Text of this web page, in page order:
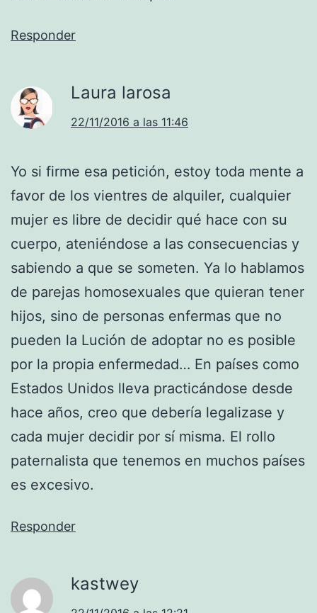
Responder
Laura larosa
22/11/2016 a las 11:46
Yo si firme esa petición, estoy toda mente a
favor de los vientres de alquiler, cualquier
mujer es libre de decidir qué hace con su
cuerpo, ateniéndose a las consecuencias y
sabiendo a que se someten. Ya lo hablamos
de parejas homosexuales que quieran tener
hijos, sino de personas enfermas que no
pueden la Lución de adoptar no es posible
por la propia enfermedad… En países como
Estados Unidos lleva practicándose desde
hace años, creo que debería legalizase y
cada mujer decidir por sí misma. El rollo
paternalista que tenemos en muchos países
es excesivo.
Responder
kastwey